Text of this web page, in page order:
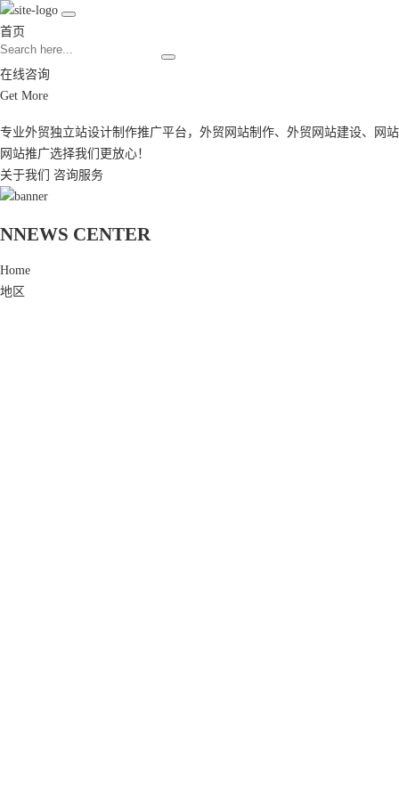
首页
在线咨询
Get More
专业外贸独立站设计制作推广平台， 外贸网站制作、 外贸网站建设、
网站
网站推广选择我们更放心！
关于我们
咨询服务
NNEWS CENTER
Home
地区